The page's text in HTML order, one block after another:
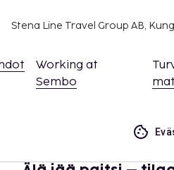
Stena Line Travel Group AB,
Working at
Sembo